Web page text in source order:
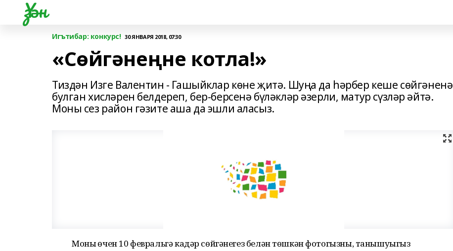
Үзән
Игътибар: конкурс! 30 ЯНВАРЯ 2018, 07:30
«Сөйгәнеңне котла!»
Тиздән Изге Валентин - Гашыйклар көне җитә. Шуңа да һәрбер кеше сөйгәненә
булган хисләрен белдереп, бер-берсенә бүләкләр әзерли, матур сүзләр әйтә.
Моны сез район гәзите аша да эшли аласыз.
Моның өчен 10 февральгә кадәр сөйгәнегез белән төшкән фотогызны, танышуыгыз